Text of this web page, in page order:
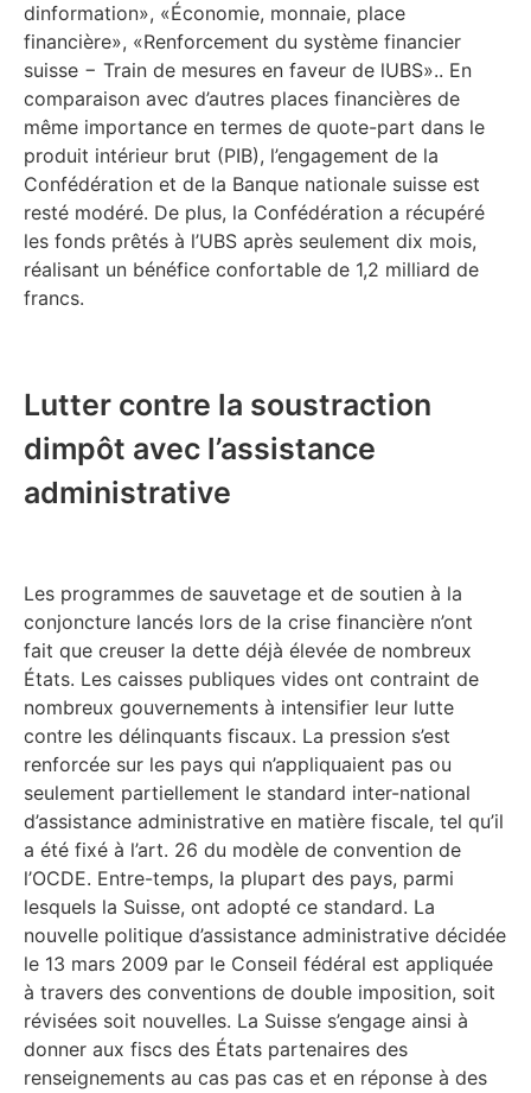
dinformation», «Économie, monnaie, place
financière», «Renforcement du système financier
suisse − Train de mesures en faveur de lUBS».. En
comparaison avec d’autres places financières de
même importance en termes de quote-part dans le
produit intérieur brut (PIB), l’engagement de la
Confédération et de la Banque nationale suisse est
resté modéré. De plus, la Confédération a récupéré
les fonds prêtés à l’UBS après seulement dix mois,
réalisant un bénéfice confortable de 1,2 milliard de
francs.
Lutter contre la soustraction
dimpôt avec l’assistance
administrative
Les programmes de sauvetage et de soutien à la
conjoncture lancés lors de la crise financière n’ont
fait que creuser la dette déjà élevée de nombreux
États. Les caisses publiques vides ont contraint de
nombreux gouvernements à intensifier leur lutte
contre les délinquants fiscaux. La pression s’est
renforcée sur les pays qui n’appliquaient pas ou
seulement partiellement le standard inter-national
d’assistance administrative en matière fiscale, tel qu’il
a été fixé à l’art. 26 du modèle de convention de
l’OCDE. Entre-temps, la plupart des pays, parmi
lesquels la Suisse, ont adopté ce standard. La
nouvelle politique d’assistance administrative décidée
le 13 mars 2009 par le Conseil fédéral est appliquée
à travers des conventions de double imposition, soit
révisées soit nouvelles. La Suisse s’engage ainsi à
donner aux fiscs des États partenaires des
renseignements au cas pas cas et en réponse à des